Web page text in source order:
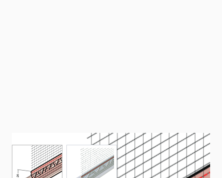
View larger imageView larger image